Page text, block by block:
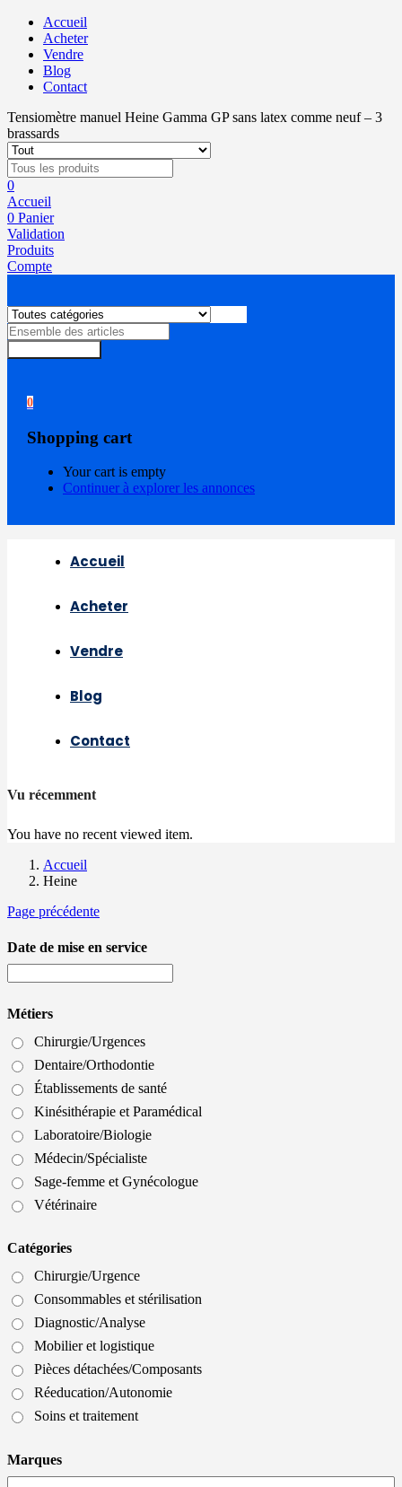
Accueil
Acheter
Vendre
Blog
Contact
Tensiomètre manuel Heine Gamma GP sans latex comme neuf – 3
brassards
0
Accueil
0 Panier
Validation
Produits
Compte
0
Shopping cart
Your cart is empty
Continuer à explorer les annonces
Accueil
Acheter
Vendre
Blog
Contact
Vu récemment
You have no recent viewed item.
Accueil
Heine
Page précédente
Date de mise en service
Métiers
Chirurgie/Urgences
Dentaire/Orthodontie
Établissements de santé
Kinésithérapie et Paramédical
Laboratoire/Biologie
Médecin/Spécialiste
Sage-femme et Gynécologue
Vétérinaire
Catégories
Chirurgie/Urgence
Consommables et stérilisation
Diagnostic/Analyse
Mobilier et logistique
Pièces détachées/Composants
Réeducation/Autonomie
Soins et traitement
Marques